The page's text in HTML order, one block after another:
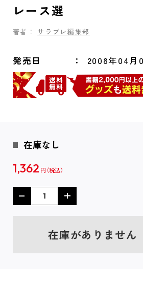
レース選
著者： サラブレ編集部
発売日 2008年04月
在庫なし
1,362 円
在庫がありません